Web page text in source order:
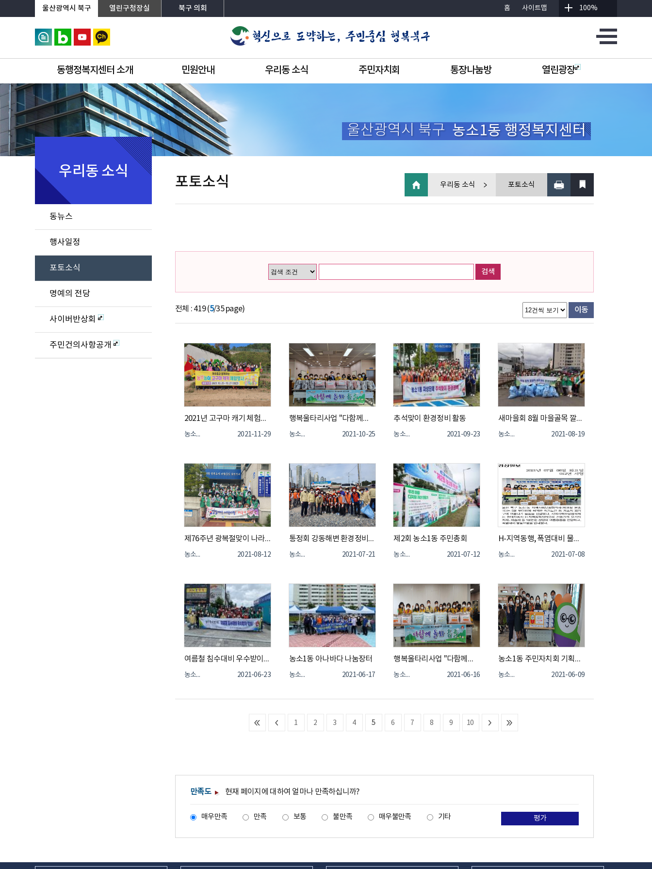
상단메뉴로 바로가기
전체메뉴로 바로가기
왼쪽메뉴로 바로가기
본문으로 바로가기울산광역시 북구 열린구청장실 북구 의회 홈 사이트맵 100%
동행정복지센터 소개 민원안내 우리동 소식 주민자치회 통장나눔방 열린광장
울산광역시 북구 농소1동 행정복지센터
우리동 소식
동뉴스
행사일정
포토소식
명예의 전당
사이버반상회
주민건의사항공개
포토소식 우리동 소식 포토소식
검색
전체 : 419 (5/35 page) 이동
2021년 고구마 캐기 체험행사
농소1동 2021-11-29
행복울타리사업 "다함께돌봐홈골"사업실
농소1동 2021-10-25
추석맞이 환경정비 활동
농소1동 2021-09-23
새마을회 8월 마을골목 깔끔이 활동
농소1동 2021-08-19
제76주년 광복절맞이 나라사랑 태극기 달기 캠페인
농소1동 2021-08-12
통정회 강동해변 환경정비 활동
농소1동 2021-07-21
제2회 농소1동 주민총회
농소1동 2021-07-12
H-지역동행, 폭염대비 물품지원 "여름을 부탁해~" 사업 실시
농소1동 2021-07-08
여름철 침수대비 우수받이 정비활동
농소1동 2021-06-23
농소1동 아나바다 나눔장터
농소1동 2021-06-17
행복울타리사업 "다함께돌봐홈골" 2회차
농소1동 2021-06-16
농소1동 주민자치회 기획행정분과, 반려식물 나눔 행사 진행
농소1동 2021-06-09
1 2 3 4 5 6 7 8 9 10
만족도 현재 페이지에 대하여 얼마나 만족하십니까?
매우만족 만족 보통 불만족 매우불만족 기타 평가